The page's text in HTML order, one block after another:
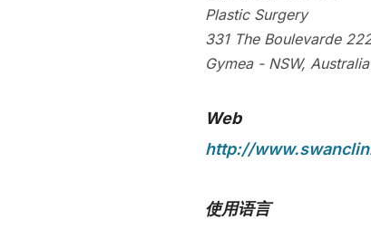
Plastic Surgery
331 The Boulevarde
Gymea- NSW, Australia
Web
http://
使用语言